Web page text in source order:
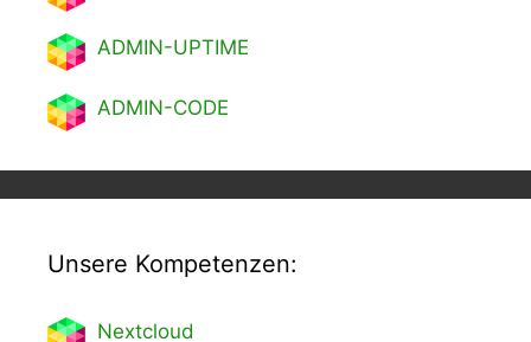
ADMIN-UPTIME
ADMIN-CODE
Unsere Kompetenzen:
Nextcloud